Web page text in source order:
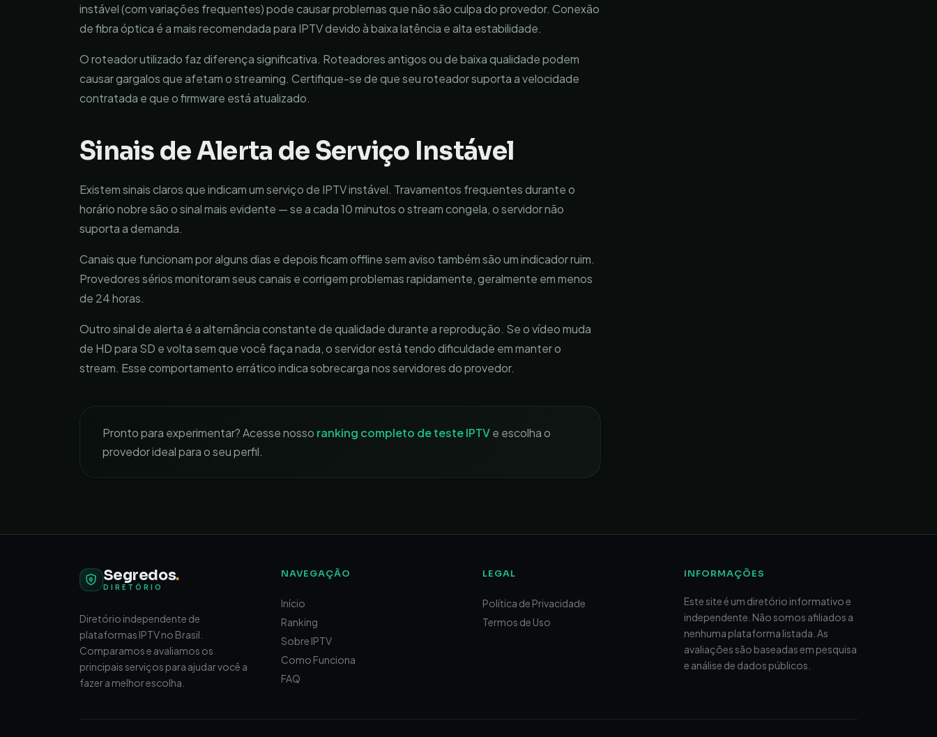
instável (com variações frequentes) pode causar problemas que não são culpa do provedor. Conexão
de fibra óptica é a mais recomendada para IPTV devido à baixa latência e alta estabilidade.
O roteador utilizado faz diferença significativa. Roteadores antigos ou de baixa qualidade podem
causar gargalos que afetam o streaming. Certifique-se de que seu roteador suporta a velocidade
contratada e que o firmware está atualizado.
Sinais de Alerta de Serviço Instável
Existem sinais claros que indicam um serviço de IPTV instável. Travamentos frequentes durante o
horário nobre são o sinal mais evidente — se a cada 10 minutos o stream congela, o servidor não
suporta a demanda.
Canais que funcionam por alguns dias e depois ficam offline sem aviso também são um indicador ruim.
Provedores sérios monitoram seus canais e corrigem problemas rapidamente, geralmente em menos
de 24 horas.
Outro sinal de alerta é a alternância constante de qualidade durante a reprodução. Se o vídeo muda
de HD para SD e volta sem que você faça nada, o servidor está tendo dificuldade em manter o
stream. Esse comportamento errático indica sobrecarga nos servidores do provedor.
Pronto para experimentar? Acesse nosso ranking completo de teste IPTVe escolha o
provedor ideal para o seu perfil.
Segredos.
DIRETÓRIO
Diretório independente de
plataformas IPTV no Brasil.
Comparamos e avaliamos os
principais serviços para ajudar você a
fazer a melhor escolha.
NAVEGAÇÃO
Início
Ranking
Sobre IPTV
Como Funciona
FAQ
LEGAL
Política de Privacidade
Termos de Uso
INFORMAÇÕES
Este site é um diretório informativo e
independente. Não somos afiliados a
nenhuma plataforma listada. As
avaliações são baseadas em pesquisa
e análise de dados públicos.